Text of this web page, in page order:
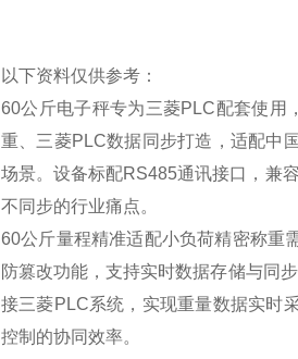
以下资料仅供参考：
60公斤电子秤专为三菱PLC配套使用
重、三菱PLC数据同步打造，适配中
场景。设备标配RS485通讯接口，兼
不同步的行业痛点。
60公斤量程精准适配小负荷精密称重
防篡改功能，支持实时数据存储与同
接三菱PLC系统，实现重量数据实时
控制的协同效率。